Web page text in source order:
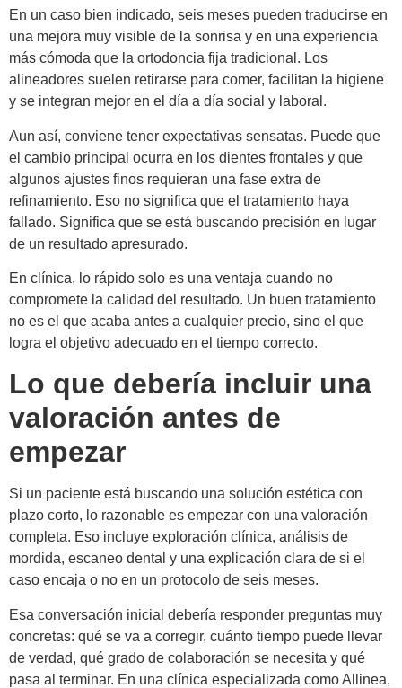
En un caso bien indicado, seis meses pueden traducirse en
una mejora muy visible de la sonrisa y en una experiencia
más cómoda que la ortodoncia fija tradicional. Los
alineadores suelen retirarse para comer, facilitan la higiene
y se integran mejor en el día a día social y laboral.
Aun así, conviene tener expectativas sensatas. Puede que
el cambio principal ocurra en los dientes frontales y que
algunos ajustes finos requieran una fase extra de
refinamiento. Eso no significa que el tratamiento haya
fallado. Significa que se está buscando precisión en lugar
de un resultado apresurado.
En clínica, lo rápido solo es una ventaja cuando no
compromete la calidad del resultado. Un buen tratamiento
no es el que acaba antes a cualquier precio, sino el que
logra el objetivo adecuado en el tiempo correcto.
Lo que debería incluir una
valoración antes de
empezar
Si un paciente está buscando una solución estética con
plazo corto, lo razonable es empezar con una valoración
completa. Eso incluye exploración clínica, análisis de
mordida, escaneo dental y una explicación clara de si el
caso encaja o no en un protocolo de seis meses.
Esa conversación inicial debería responder preguntas muy
concretas: qué se va a corregir, cuánto tiempo puede llevar
de verdad, qué grado de colaboración se necesita y qué
pasa al terminar. En una clínica especializada como Allinea,